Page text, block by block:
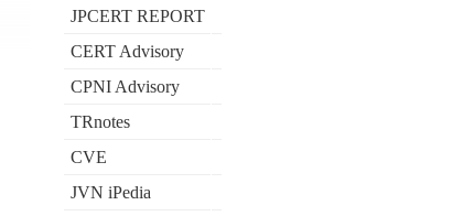
JPCERT REPORT
CERT Advisory
CPNI Advisory
TRnotes
CVE
JVN iPedia